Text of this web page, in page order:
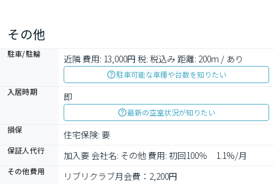
その他
駐車/駐輪 近隣 費用: 13,000円 税: 税込み 距離: 200m / あり
駐車可能な車種や台数を知りたい
入居時期
即
最新の空室状況が知りたい
損保
住宅保険: 要
保証人代行 加入要 会社名: その他 費用: 初回100％　1.1%/月
その他費用
リブリクラブ月会費：2,200円